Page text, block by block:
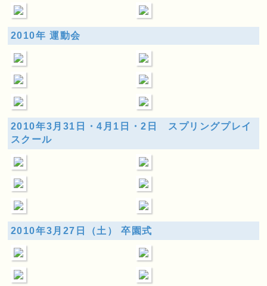
2010年 運動会
2010年3月31日・4月1日・2日 スプリングプレイ
スクール
2010年3月27日（土） 卒園式